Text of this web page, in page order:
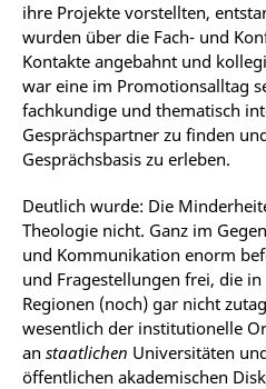
ihre Projekte vorstellten,
wurden über die Fach- und
Kontakte angebahnt und
war eine im Promotionsalltag
fachkundige und thematisch
Gesprächspartner zu finden
Gesprächsbasis zu erleben.
Deutlich wurde: Die
Theologie nicht. Ganz im
und Kommunikation enorm
und Fragestellungen frei, die
Regionen (noch) gar nicht
wesentlich der institutionelle
an staatlichen Universitäten
öffentlichen akademischen